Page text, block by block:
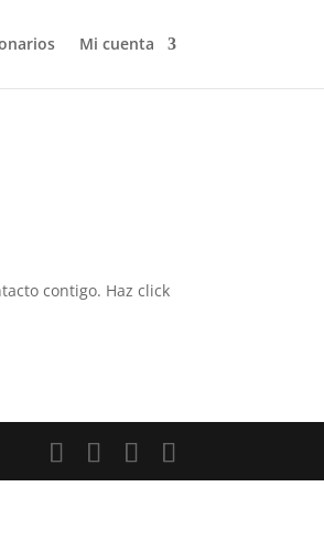
Mi cuenta
contigo. Haz click